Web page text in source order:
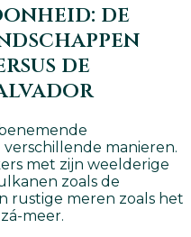
de
de
manieren.
met zijn weelderige
zoals de
rustige meren zoals het
meer.